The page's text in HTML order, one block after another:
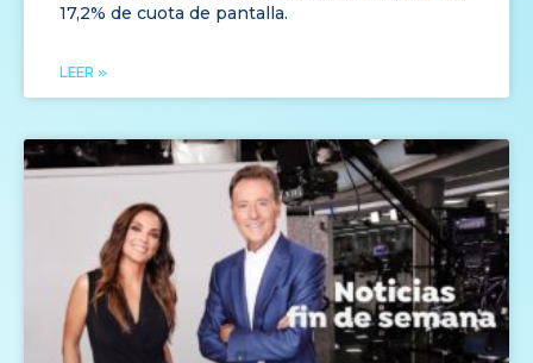
17,2% de cuota de pantalla.
LEER »